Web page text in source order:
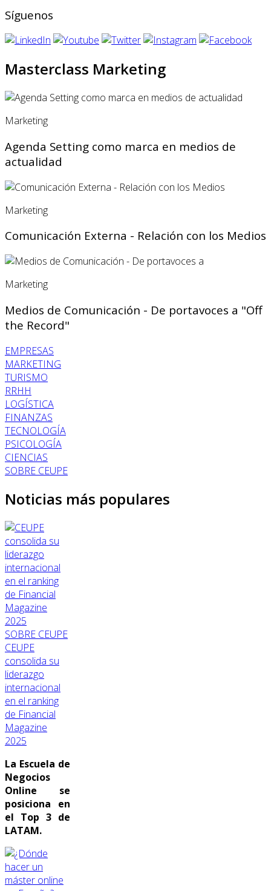
Síguenos
Masterclass Marketing
Marketing
Agenda Setting como marca en medios de
actualidad
Marketing
Comunicación Externa - Relación con los Medios
Marketing
Medios de Comunicación - De portavoces a "Off
the Record"
EMPRESAS
MARKETING
TURISMO
RRHH
LOGÍSTICA
FINANZAS
TECNOLOGÍA
PSICOLOGÍA
CIENCIAS
SOBRE CEUPE
Noticias más populares
SOBRE CEUPE
CEUPE
consolida su
liderazgo
internacional
en el ranking
de Financial
Magazine
2025
La Escuela de
Negocios
Online se
posiciona en
el Top 3 de
LATAM.